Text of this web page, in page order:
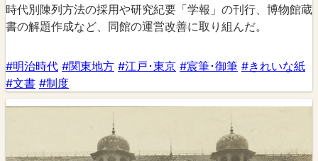
時代別陳列方法の採用や研究紀要「学報」の刊行、博物館蔵
書の解題作成など、同館の運営改善に取り組んだ。
#明治時代 #関東地方 #江戸･東京 #宸筆･御筆 #きれいな紙
#文書 #制度